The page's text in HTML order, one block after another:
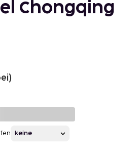
Chongqing